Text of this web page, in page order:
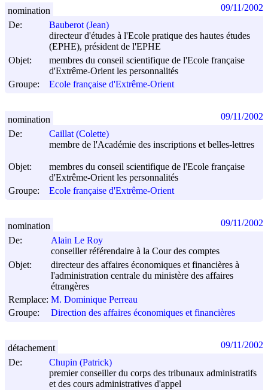
De:
Bauberot (Jean)
directeur d'études à l'Ecole pratique des hautes études
(EPHE), président de l'EPHE
Objet:
membres du conseil scientifique de l'Ecole française
d'Extrême-Orient les personnalités
Groupe:
Ecole française d'Extrême-Orient
nomination 09/11/2002
De:
Caillat (Colette)
membre de l'Académie des inscriptions et belles-lettres
Objet:
membres du conseil scientifique de l'Ecole française
d'Extrême-Orient les personnalités
Groupe:
Ecole française d'Extrême-Orient
nomination 09/11/2002
De:
Alain Le Roy
conseiller référendaire à la Cour des comptes
Objet:
directeur des affaires économiques et financières à
l'administration centrale du ministère des affaires
étrangères
Remplace: M. Dominique Perreau
Groupe:
Direction des affaires économiques et financières
nomination 09/11/2002
De:
Chupin (Patrick)
premier conseiller du corps des tribunaux administratifs
et des cours administratives d'appel
détachement 09/11/2002